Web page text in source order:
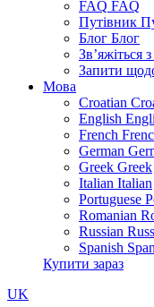
FAQ FAQ
Путівник
Блог Блог
Зв’яжіться
Запити
Мова
Croatian
English
French
German
Greek Greek
Italian Italian
Portuguese
Romanian
Russian
Spanish
Купити зараз
UK